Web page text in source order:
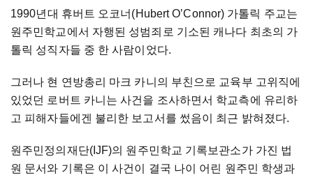
1990년대 휴버트 오코너(Hubert O’Connor) 가톨릭 주교는
원주민학교에서 자행된 성범죄로 기소된 캐나다 최초의 가
톨릭 성직자들 중 한 사람이었다.
그러나 현 연방총리 마크 카니의 부친으로 교육부 고위직에
있었던 로버트 카니는 사건을 조사하면서 학교측에 유리하
고 피해자들에겐 불리한 보고서를 썼음이 최근 밝혀졌다.
원주민정의재단(IJF)의 원주민학교 기록보관소가 가진 법
원 문서와 기록은 이 사건이 결국 나이 어린 원주민 학생과